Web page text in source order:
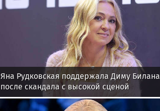
Яна Рудковская поддержала Диму Билана
после скандала с высокой сценой